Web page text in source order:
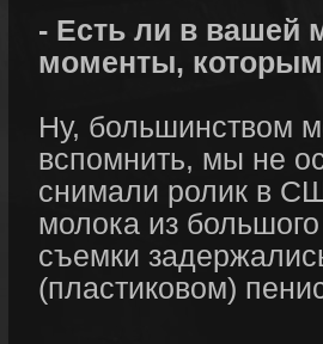
- Есть ли в вашей
моменты,
Ну, большинством
вспомнить, мы не
снимали ролик в
молока из
съемки
(пластиковом)